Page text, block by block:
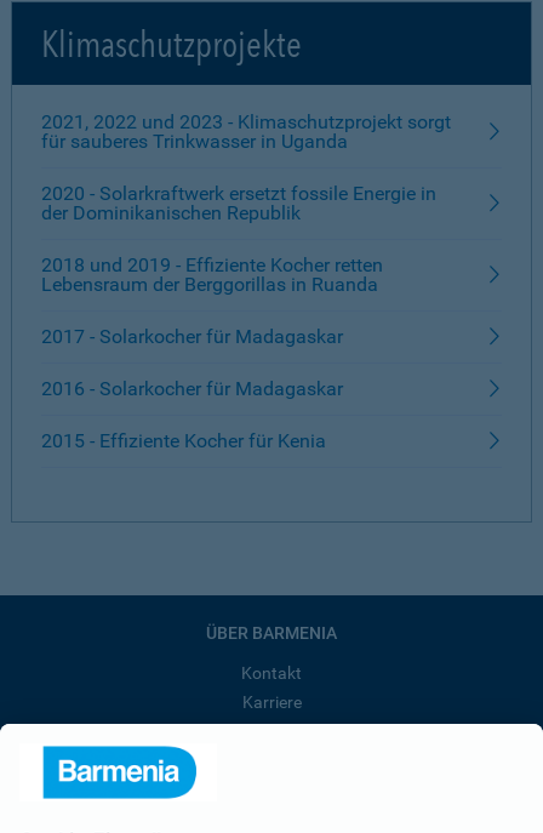
Klimaschutzprojekte
2021, 2022 und 2023 - Klimaschutzprojekt sorgt
für sauberes Trinkwasser in Uganda
2020 - Solarkraftwerk ersetzt fossile Energie in
der Dominikanischen Republik
2018 und 2019 - Effiziente Kocher retten
Lebensraum der Berggorillas in Ruanda
2017 - Solarkocher für Madagaskar
2016 - Solarkocher für Madagaskar
2015 - Effiziente Kocher für Kenia
ÜBER BARMENIA
Kontakt
Karriere